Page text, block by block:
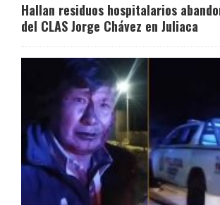
Hallan residuos hospitalarios
del CLAS Jorge Chávez en Juliaca